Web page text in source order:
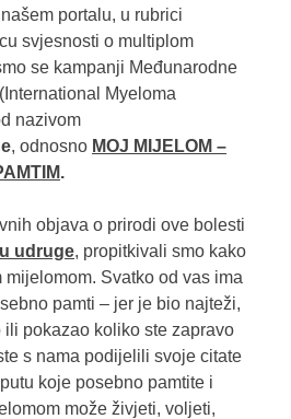
portalu, u rubrici
svjesnosti o multiplom
se kampanji Međunarodne
Myeloma
nazivom
, odnosno MOJ MIJELOM –
.
objava o prirodi ove bolesti
udruge, propitkivali smo kako
Svatko od vas ima
pamti – jer je bio najteži,
pokazao koliko ste zapravo
s nama podijelili svoje citate
koje posebno pamtite i
može živjeti, voljeti,